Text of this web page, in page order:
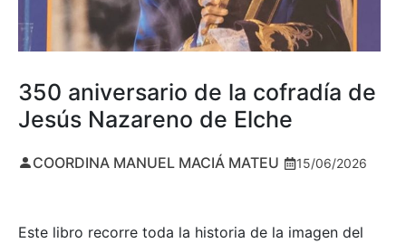
350 aniversario de la cofradía de
Jesús Nazareno de Elche
COORDINA MANUEL MACIÁ MATEU 15/06/2026
Este libro recorre toda la historia de la imagen del